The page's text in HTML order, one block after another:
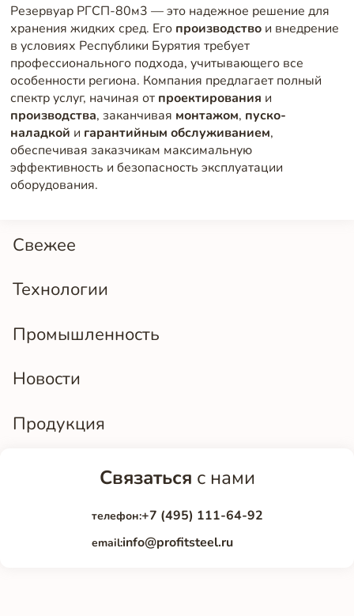
Свежее
Технологии
Промышленность
Новости
Продукция
Резервуар РГСП-80м3 — это надежное решение для
хранения жидких сред. Его производствои внедрение
в условиях Республики Бурятия требует
профессионального подхода, учитывающего все
особенности региона. Компания предлагает полный
спектр услуг, начиная от проектирования и
производства, заканчивая монтажом, пуско-
наладкой и гарантийным обслуживанием,
обеспечивая заказчикам максимальную
эффективность и безопасность эксплуатации
оборудования.
Связаться с нами
телефон:+7 (495) 111-64-92
email:info@profitsteel.ru